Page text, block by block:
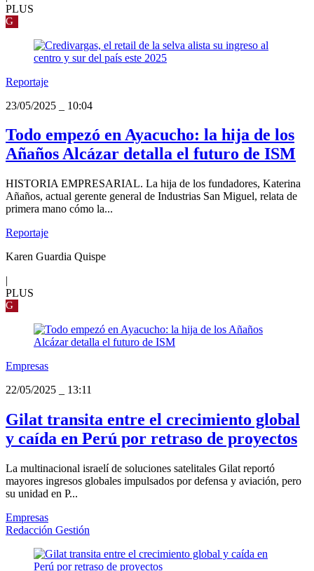
PLUS
G
Reportaje
23/05/2025
10:04
Todo empezó en Ayacucho: la hija de los
Añaños Alcázar detalla el futuro de ISM
HISTORIA EMPRESARIAL. La hija de los fundadores, Katerina
Añaños, actual gerente general de Industrias San Miguel, relata de
primera mano cómo la...
Reportaje
Karen Guardia Quispe
|
PLUS
G
Empresas
22/05/2025
13:11
Gilat transita entre el crecimiento global
y caída en Perú por retraso de proyectos
La multinacional israelí de soluciones satelitales Gilat reportó
mayores ingresos globales impulsados por defensa y aviación, pero
su unidad en P...
Empresas
Redacción Gestión